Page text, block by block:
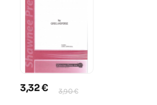
3,32 € 3,90 €